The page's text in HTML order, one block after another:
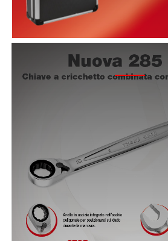
2015 - CAMPAGNA